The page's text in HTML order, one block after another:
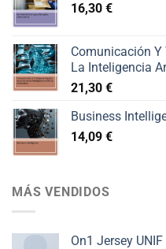
16,30 €
Comunicación Y
La Inteligencia
21,30 €
Business
14,09 €
MÁS VENDIDOS
On1 Jersey UNIF